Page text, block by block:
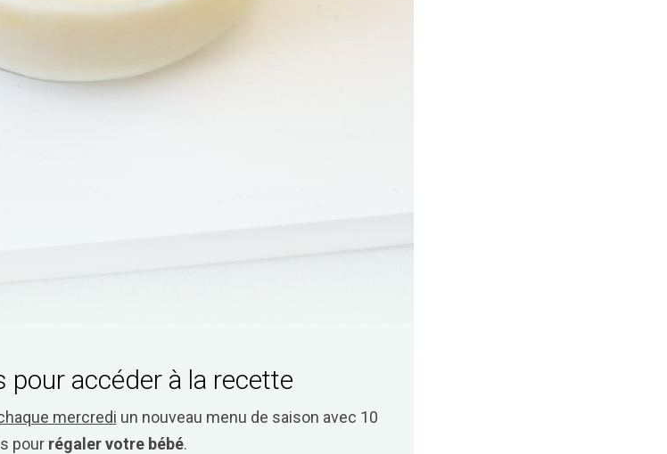
pour accéder à la recette
mercredi un nouveau menu de saison avec 10
pour régaler votre bébé.